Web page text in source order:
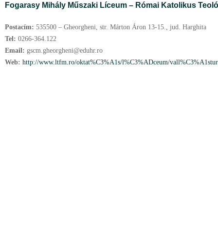
Fogarasy Mihály Műszaki Líceum – Római Katolikus
Postacím: 535500 – Gheorgheni, str. Márton Áron 13-15., jud. Harghita
Tel: 0266-364.122
Email: gscm.gheorgheni@eduhr.ro
Web: http://www.ltfm.ro/oktat%C3%A1s/l%C3%ADceum/